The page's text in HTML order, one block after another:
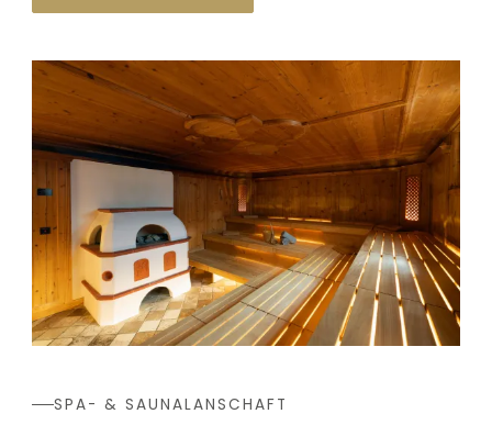
SPA- & SAUNALANSCHAFT